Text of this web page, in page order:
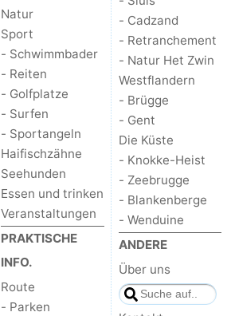
Natur
Sport
- Schwimmbader
- Reiten
- Golfplatze
- Surfen
- Sportangeln
Haifischzähne
Seehunden
Essen und trinken
Veranstaltungen
PRAKTISCHE
INFO.
Route
- Parken
- Cadzand
- Retranchement
- Natur Het Zwin
Westflandern
- Brügge
- Gent
Die Küste
- Knokke-Heist
- Zeebrugge
- Blankenberge
- Wenduine
ANDERE
Über uns